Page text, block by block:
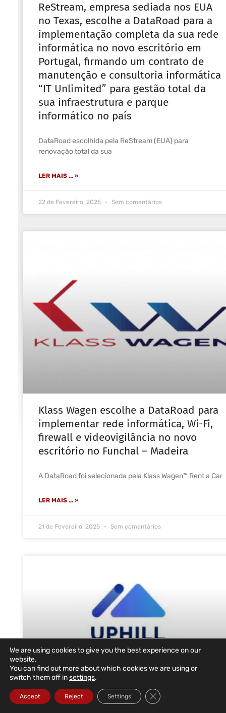
ReStream, empresa sediada nos EUA
no Texas, escolhe a DataRoad para a
implementação completa da sua rede
informática no novo escritório em
Portugal, firmando um contrato de
manutenção e consultoria informática
“IT Unlimited” para gestão total da
sua infraestrutura e parque
informático no país
DataRoad escolhida pela ReStream (EUA) para
renovação total da sua
LER MAIS ... »
22 de Fevereiro, 2025 Sem comentários
Klass Wagen escolhe a DataRoad para
implementar rede informática, Wi-Fi,
firewall e videovigilância no novo
escritório no Funchal – Madeira
A DataRoad foi selecionada pela Klass Wagen™ Rent a Car
LER MAIS ... »
21 de Fevereiro, 2025 Sem comentários
UpHill Health volta a escolher a
DataRoad para o novo escritório em
We are using cookies to give you the best experience on our
website.
You can find out more about which cookies we are using or
switch them off insettings.
Accept Reject Settings Close GDPR Cookie